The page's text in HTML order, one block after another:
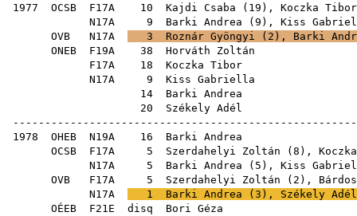
1977 OCSB F17A 10 Kajdi Csaba ( 19 ), Koczka Tibor
N17A 9 Barki Andrea ( 9 ), Kiss
OVB N17A 3 Roznár Gyöngyi ( 2 ), Barki
ONEB F19A 38
Horváth Zoltán
F17A 18
Koczka Tibor
N17A 9
Kiss Gabriella
14
Barki Andrea
20
Székely Adél
1978 OHEB N19A 16
Barki Andrea
OCSB F17A 5 Szerdahelyi Zoltán ( 8 ),
N17A 5 Barki Andrea ( 5 ), Kiss
OVB F17A 5 Szerdahelyi Zoltán ( 2 ),
N17A
1 Barki Andrea ( 3 ), Székely Adél
OÉEB F21E disq
Bori Géza